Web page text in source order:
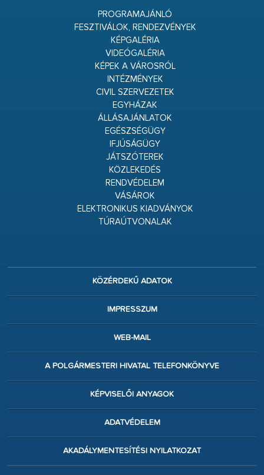
PROGRAMAJÁNLÓ
FESZTIVÁLOK, RENDEZVÉNYEK
KÉPGALÉRIA
VIDEÓGALÉRIA
KÉPEK A VÁROSRÓL
INTÉZMÉNYEK
CIVIL SZERVEZETEK
EGYHÁZAK
ÁLLÁSAJÁNLATOK
EGÉSZSÉGÜGY
IFJÚSÁGÜGY
JÁTSZÓTEREK
KÖZLEKEDÉS
RENDVÉDELEM
VÁSÁROK
ELEKTRONIKUS KIADVÁNYOK
TÚRAÚTVONALAK
KÖZÉRDEKŰ ADATOK
IMPRESSZUM
WEB-MAIL
A POLGÁRMESTERI HIVATAL TELEFONKÖNYVE
KÉPVISELŐI ANYAGOK
ADATVÉDELEM
AKADÁLYMENTESÍTÉSI NYILATKOZAT